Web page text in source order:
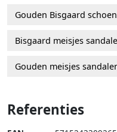
Gouden Bisgaard
Bisgaard meisjes
Gouden meisjes
Referenties